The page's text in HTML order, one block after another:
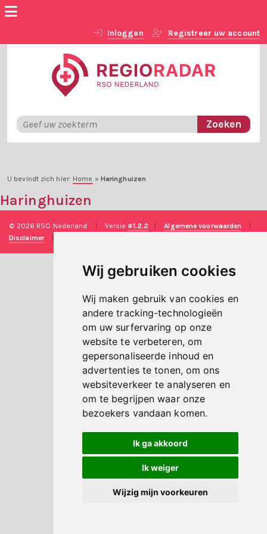
Wij gebruiken cookies
Wij maken gebruik van cookies en
andere tracking-technologieën
om uw surfervaring op onze
website te verbeteren, om
gepersonaliseerde inhoud en
advertenties te tonen, om ons
websiteverkeer te analyseren en
om te begrijpen waar onze
bezoekers vandaan komen.
Ik ga akkoord
Ik weiger
Wijzig mijn voorkeuren
Inloggen Registreer uw account
U bevindt zich hier: Home » Haringhuizen
Haringhuizen
© 2026 RSO Nederland Versie#1.2.2 Algemene voorwaarden
Disclaimer